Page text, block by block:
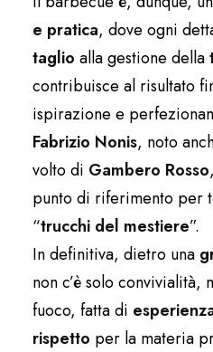
e pratica, dove ogni
taglio alla gestione della
contribuisce al risultato
ispirazione e
Fabrizio Nonis, noto
volto di Gambero Rosso
punto di riferimento per
“trucchi del mestiere”.
In definitiva, dietro una
non c’è solo convivialità,
fuoco, fatta di
rispetto per la materia